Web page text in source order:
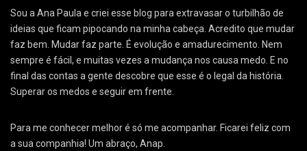
Sou a Ana Paula e criei esse blog para extravasar o turbilhão de
ideias que ficam pipocando na minha cabeça. Acredito que mudar
faz bem. Mudar faz parte. É evolução e amadurecimento. Nem
sempre é fácil, e muitas vezes a mudança nos causa medo. E no
final das contas a gente descobre que esse é o legal da história.
Superar os medos e seguir em frente.
Para me conhecer melhor é só me acompanhar. Ficarei feliz com
a sua companhia! Um abraço, Anap.